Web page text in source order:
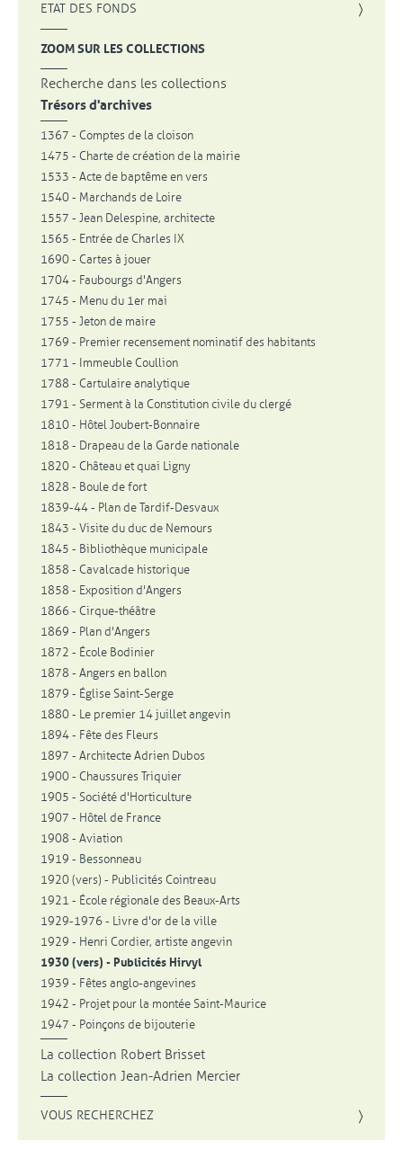
ETAT DES FONDS
ZOOM SUR LES COLLECTIONS, OUVRE UNE NOUVELLE FENÊTRE
Recherche dans les collections
Trésors d'archives
1367 - Comptes de la cloison
1475 - Charte de création de la mairie
1533 - Acte de baptême en vers
1540 - Marchands de Loire
1557 - Jean Delespine, architecte
1565 - Entrée de Charles IX
1690 - Cartes à jouer
1704 - Faubourgs d'Angers
1745 - Menu du 1er mai
1755 - Jeton de maire
1769 - Premier recensement nominatif des habitants
1771 - Immeuble Coullion
1788 - Cartulaire analytique
1791 - Serment à la Constitution civile du clergé
1810 - Hôtel Joubert-Bonnaire
1818 - Drapeau de la Garde nationale
1820 - Château et quai Ligny
1828 - Boule de fort
1839-44 - Plan de Tardif-Desvaux
1843 - Visite du duc de Nemours
1845 - Bibliothèque municipale
1858 - Cavalcade historique
1858 - Exposition d'Angers
1866 - Cirque-théâtre
1869 - Plan d'Angers
1872 - École Bodinier
1878 - Angers en ballon
1879 - Église Saint-Serge
1880 - Le premier 14 juillet angevin
1894 - Fête des Fleurs
1897 - Architecte Adrien Dubos
1900 - Chaussures Triquier
1905 - Société d'Horticulture
1907 - Hôtel de France
1908 - Aviation
1919 - Bessonneau
1920 (vers) - Publicités Cointreau
1921 - École régionale des Beaux-Arts
1929-1976 - Livre d'or de la ville
1929 - Henri Cordier, artiste angevin
1930 (vers) - Publicités Hirvyl
1939 - Fêtes anglo-angevines
1942 - Projet pour la montée Saint-Maurice
1947 - Poinçons de bijouterie
La collection Robert Brisset
La collection Jean-Adrien Mercier
VOUS RECHERCHEZ